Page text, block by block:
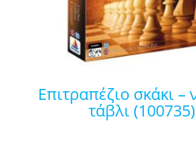
επιτραπέζιο σκάκι – ντάμα –
τάβλι (100735)